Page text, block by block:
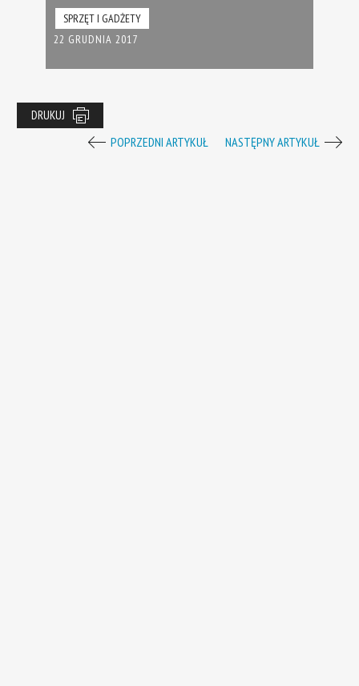
SPRZĘT I GADŻETY
22 GRUDNIA 2017
DRUKUJ
POPRZEDNI ARTYKUŁ NASTĘPNY ARTYKUŁ